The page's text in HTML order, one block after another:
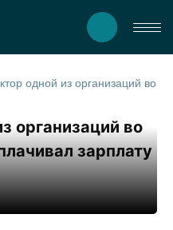
организаций во
зарплату